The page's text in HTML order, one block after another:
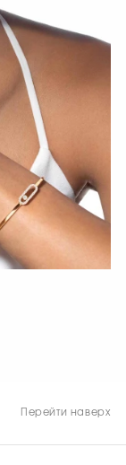
Перейти наверх